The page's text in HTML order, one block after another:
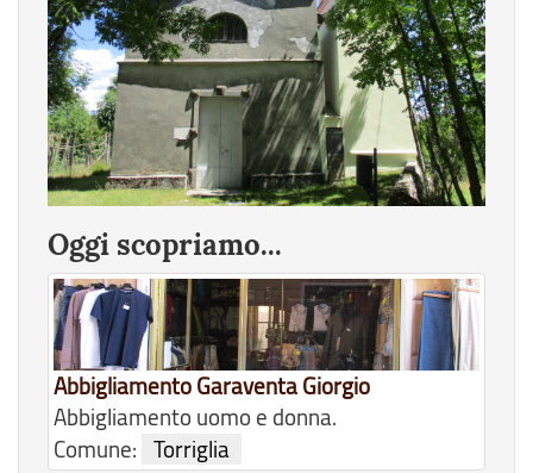
Oggi scopriamo...
Abbigliamento Garaventa Giorgio
Abbigliamento uomo e donna.
Comune: Torriglia